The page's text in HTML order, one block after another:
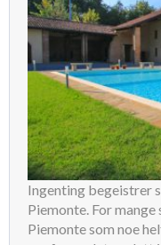
Ingenting begeistrer
Piemonte. For
Piemonte som noe